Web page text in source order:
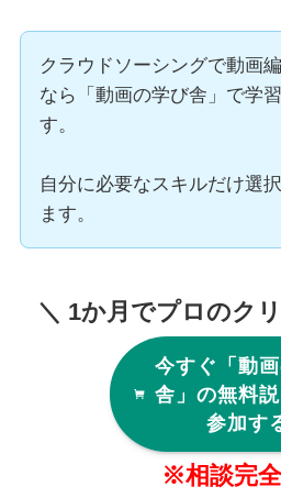
クラウドソーシングで動画
なら「動画の学び舎」で学
す。
自分に必要なスキルだけ選
ます。
＼ 1か月でプロのク
今すぐ「動
舎」の無料
参加す
※相談完